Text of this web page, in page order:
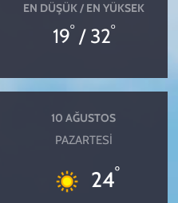
EN DÜŞÜK / EN YÜKSEK
19°/ 32°
10 AĞUSTOS
PAZARTESI
24°